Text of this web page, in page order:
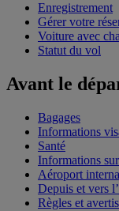
Enregistrement
Gérer votre
Voiture avec
Statut du vol
Avant le
Bagages
Informations
Santé
Informations
Aéroport
Depuis et vers
Règles et